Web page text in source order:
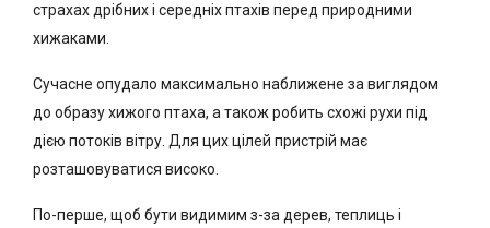
страхах дрібних і середніх птахів перед природними
хижаками.
Сучасне опудало максимально наближене за виглядом
до образу хижого птаха, а також робить схожі рухи під
дією потоків вітру. Для цих цілей пристрій має
розташовуватися високо.
По-перше, щоб бути видимим з-за дерев, теплиць і